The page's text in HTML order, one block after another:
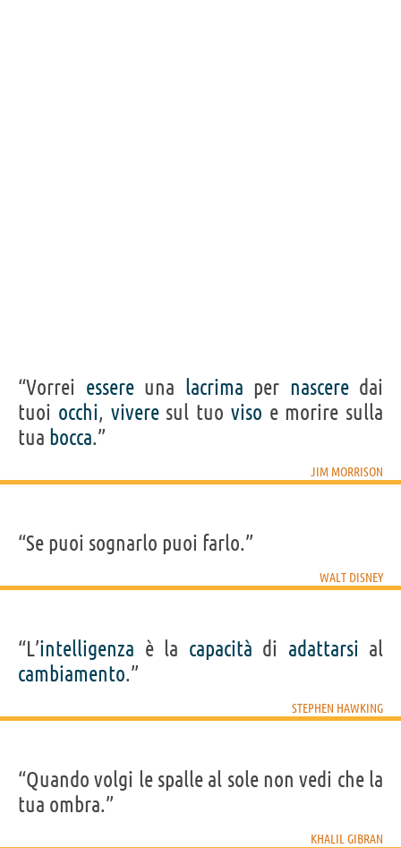
“Vorrei essereuna lacrima per nasceredai
tuoi occhi, viveresul tuo viso e morire sulla
tua bocca.”
JIM MORRISON
“Se puoi sognarlo puoi farlo.”
WALT DISNEY
“L’intelligenza è la capacità di adattarsi al
cambiamento.”
STEPHEN HAWKING
“Quando volgi le spalle al sole non vedi che la
tua ombra.”
KHALIL GIBRAN